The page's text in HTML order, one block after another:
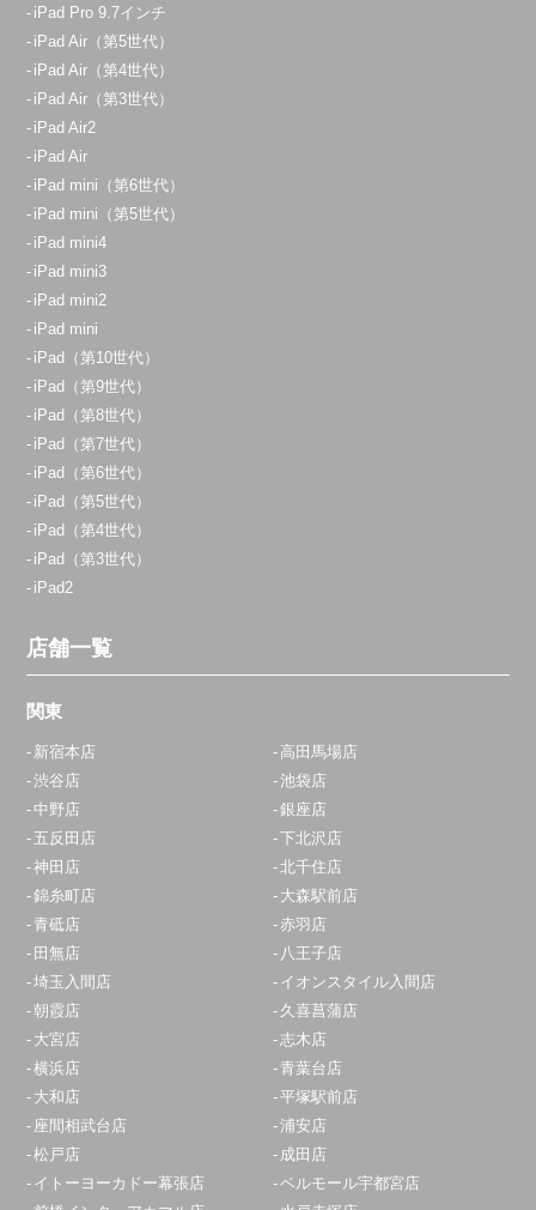
iPad Pro 9.7インチ
iPad Air（第5世代）
iPad Air（第4世代）
iPad Air（第3世代）
iPad Air2
iPad Air
iPad mini（第6世代）
iPad mini（第5世代）
iPad mini4
iPad mini3
iPad mini2
iPad mini
iPad（第10世代）
iPad（第9世代）
iPad（第8世代）
iPad（第7世代）
iPad（第6世代）
iPad（第5世代）
iPad（第4世代）
iPad（第3世代）
iPad2
店舗一覧
関東
新宿本店
高田馬場店
渋谷店
池袋店
中野店
銀座店
五反田店
下北沢店
神田店
北千住店
錦糸町店
大森駅前店
青砥店
赤羽店
田無店
八王子店
埼玉入間店
イオンスタイル入間店
朝霞店
久喜菖蒲店
大宮店
志木店
横浜店
青葉台店
大和店
平塚駅前店
座間相武台店
浦安店
松戸店
成田店
イトーヨーカドー幕張店
ベルモール宇都宮店